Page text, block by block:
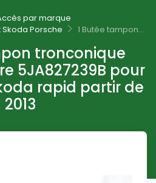
par marque
Porsche
1 Butée tampon...
tronconique
5JA827239B pour
rapid partir de
2013